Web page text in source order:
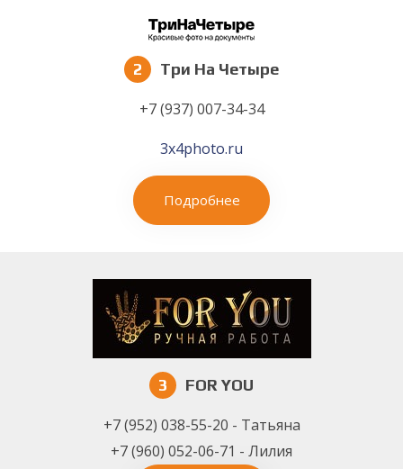
2 Три На Четыре
+7 (937) 007-34-34
3x4photo.ru
Подробнее
3 FOR YOU
+7 (952) 038-55-20 - Татьяна
+7 (960) 052-06-71 - Лилия